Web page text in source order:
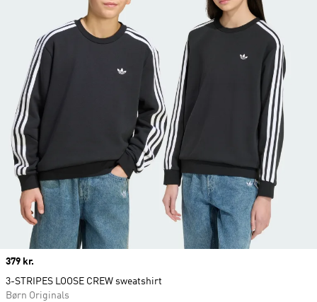
Price
379 kr.
3-STRIPES LOOSE CREW sweatshirt
Børn Originals